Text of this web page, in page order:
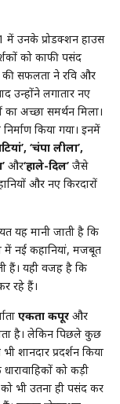
उनके प्रोडक्शन हाउस
को काफी पसंद
की सफलता ने रवि और
उन्होंने लगातार नए
अच्छा समर्थन मिला।
किया गया। इनमें
‘चंपा लीला’,
और‘हाले-दिल’ जैसे
और नए किरदारों
यह मानी जाती है कि
में नई कहानियां, मजबूत
हैं। यही वजह है कि
रहे हैं।
एकता कपूर और
है। लेकिन पिछले कुछ
शानदार प्रदर्शन किया
को कड़ी
भी उतना ही पसंद कर